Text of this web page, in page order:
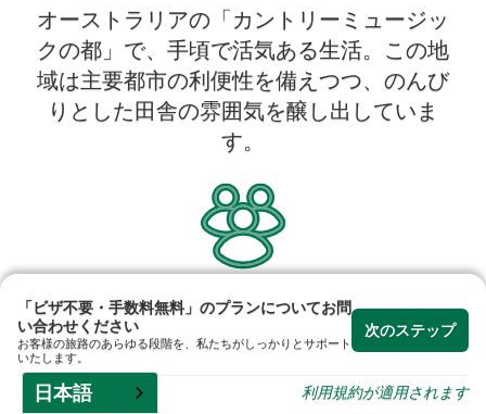
オーストラリアの「カントリーミュージッ
クの都」で、手頃で活気ある生活。この地
域は主要都市の利便性を備えつつ、のんび
りとした田舎の雰囲気を醸し出していま
す。
親しみやすく成長を続けるコミュニティ
で、強力な支援ネットワークが整っていま
す。この都市は、クーティンガルからバラ
「ビザ不要・手数料無料」のプランについてお問
い合わせください
お客様の旅路のあらゆる段階を、私たちがしっかりとサポート
いたします。
次のステップ
利用規約が適用されます
日本語